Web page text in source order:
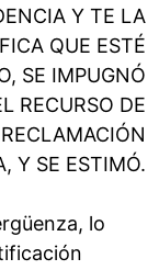
Y TE LA
QUE ESTÉ
SE IMPUGNÓ
RECURSO DE
Y SE ESTIMÓ.
lo